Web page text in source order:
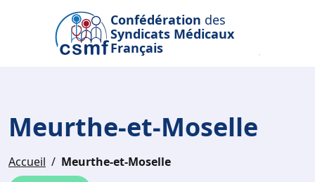
Passer au contenu principal
Confédération des
Syndicats Médicaux
Français
Meurthe-et-Moselle
Accueil
Meurthe-et-Moselle